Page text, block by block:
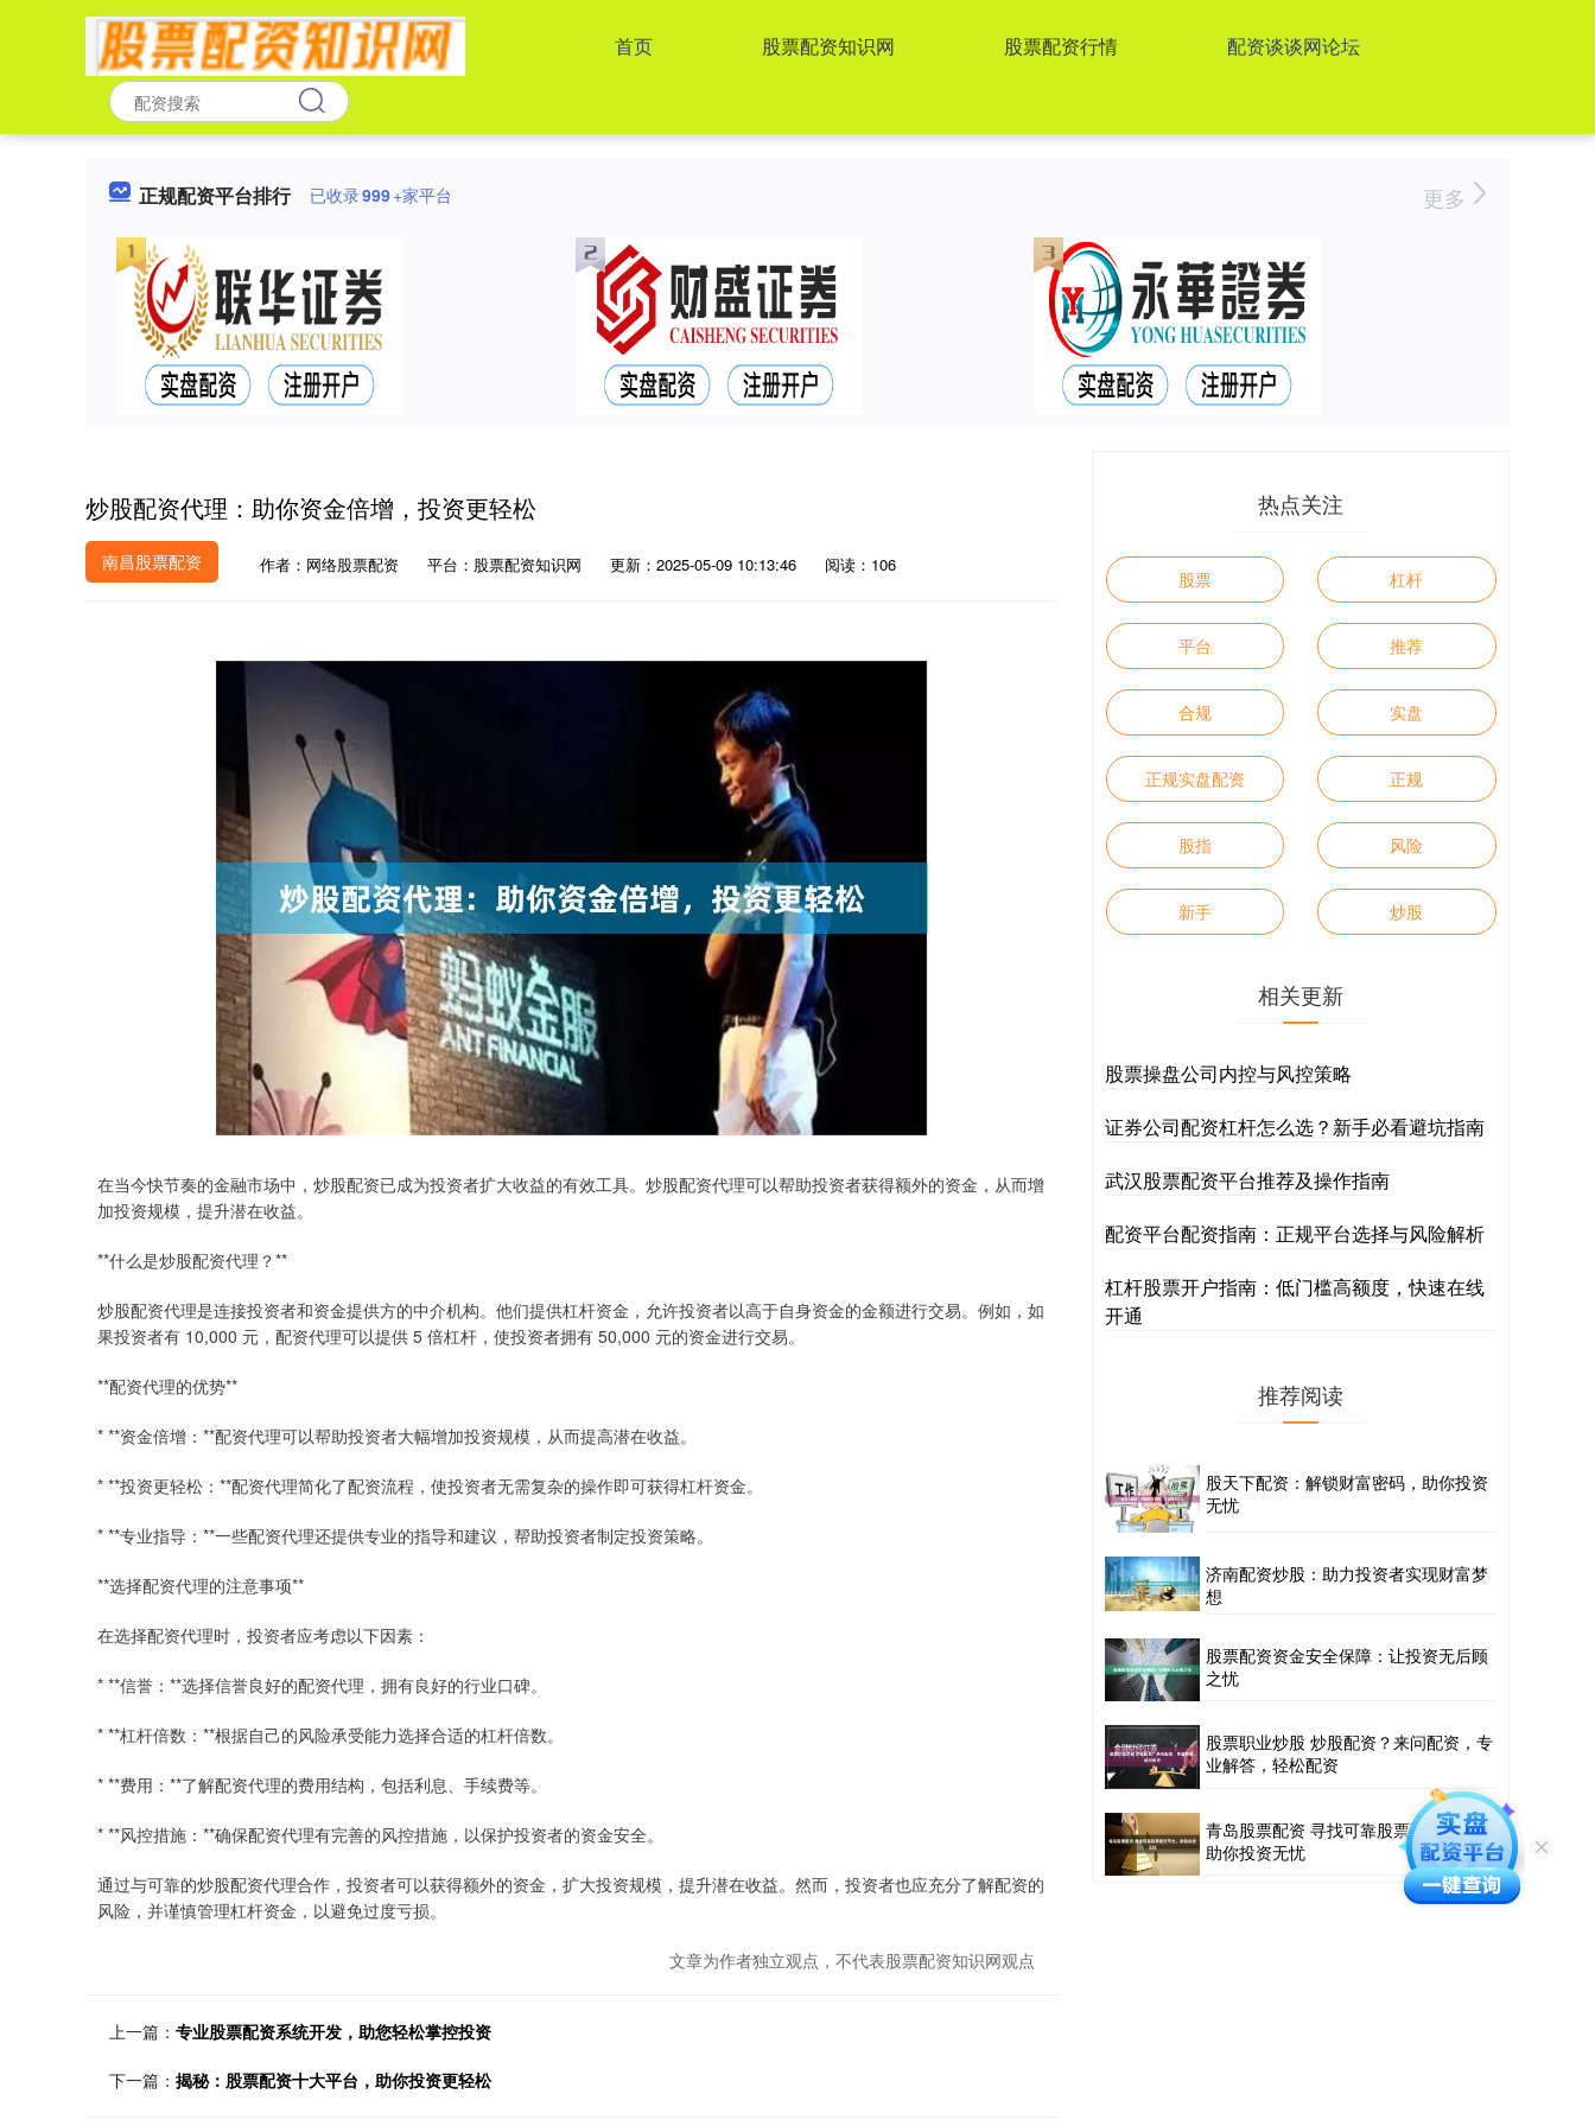
首页 股票配资知识网 股票配资行情 配资谈谈网论坛
正规配资平台排行 已收录999+家平台 更多
炒股配资代理：助你资金倍增，投资更轻松
南昌股票配资 作者：网络股票配资 平台：股票配资知识网 更新：2025-05-09 10:13:46 阅读：106
在当今快节奏的金融市场中，炒股配资已成为投资者扩大收益的有效工具。炒股配资代理可以帮助投资者获得额外的资金，从而增
加投资规模，提升潜在收益。
**什么是炒股配资代理？**
炒股配资代理是连接投资者和资金提供方的中介机构。他们提供杠杆资金，允许投资者以高于自身资金的金额进行交易。例如，如
果投资者有 10,000 元，配资代理可以提供 5 倍杠杆，使投资者拥有 50,000 元的资金进行交易。
**配资代理的优势**
* **资金倍增：**配资代理可以帮助投资者大幅增加投资规模，从而提高潜在收益。
* **投资更轻松：**配资代理简化了配资流程，使投资者无需复杂的操作即可获得杠杆资金。
* **专业指导：**一些配资代理还提供专业的指导和建议，帮助投资者制定投资策略。
**选择配资代理的注意事项**
在选择配资代理时，投资者应考虑以下因素：
* **信誉：**选择信誉良好的配资代理，拥有良好的行业口碑。
* **杠杆倍数：**根据自己的风险承受能力选择合适的杠杆倍数。
* **费用：**了解配资代理的费用结构，包括利息、手续费等。
* **风控措施：**确保配资代理有完善的风控措施，以保护投资者的资金安全。
通过与可靠的炒股配资代理合作，投资者可以获得额外的资金，扩大投资规模，提升潜在收益。然而，投资者也应充分了解配资的
风险，并谨慎管理杠杆资金，以避免过度亏损。
文章为作者独立观点，不代表股票配资知识网观点
上一篇： 专业股票配资系统开发，助您轻松掌控投资
下一篇： 揭秘：股票配资十大平台，助你投资更轻松
热点关注
股票 杠杆
平台 推荐
合规 实盘
正规实盘配资 正规
股指 风险
新手 炒股
相关更新
股票操盘公司内控与风控策略
证券公司配资杠杆怎么选？新手必看避坑指南
武汉股票配资平台推荐及操作指南
配资平台配资指南：正规平台选择与风险解析
杠杆股票开户指南：低门槛高额度，快速在线
开通
推荐阅读
股天下配资：解锁财富密码，助你投资
无忧
济南配资炒股：助力投资者实现财富梦
想
股票配资资金安全保障：让投资无后顾
之忧
股票职业炒股 炒股配资？来问配资，专
业解答，轻松配资
青岛股票配资 寻找可靠股票配资平台，
助你投资无忧